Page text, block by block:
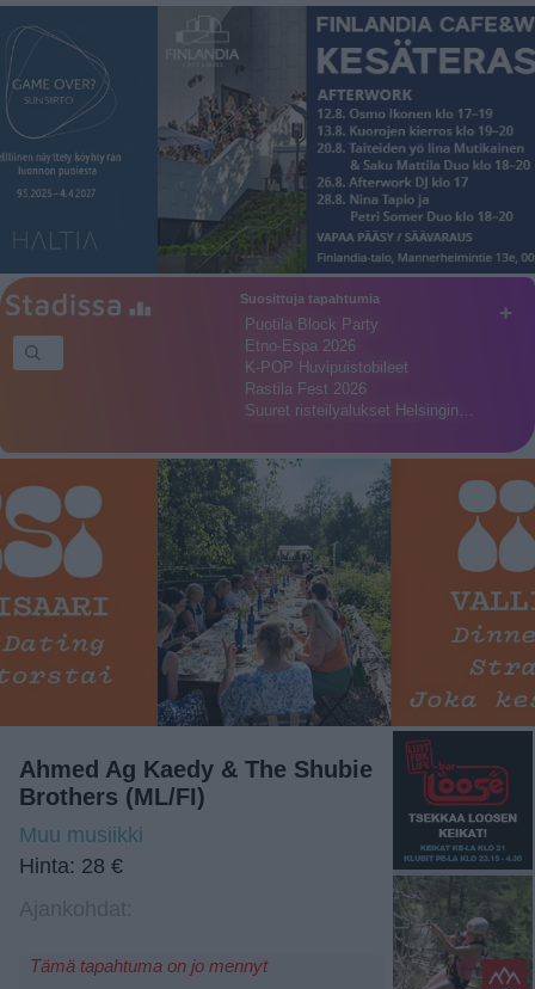
+
Suosittuja tapahtumia
Puotila Block Party
Etno-Espa 2026
K-POP Huvipuistobileet
Rastila Fest 2026
Suuret risteilyalukset Helsingin…
Ahmed Ag Kaedy & The Shubie
Brothers (ML/FI)
Muu musiikki
Hinta: 28 €
Tämä tapahtuma on jo mennyt